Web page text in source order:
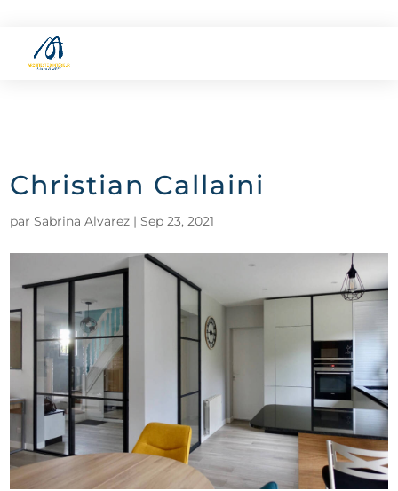
Christian Callaini
parSabrina Alvarez |Sep 23, 2021